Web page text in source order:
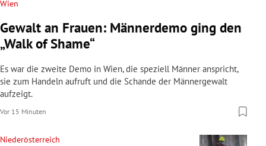
Wien
Gewalt an Frauen: Männerdemo ging den
„Walk of Shame“
Es war die zweite Demo in Wien, die speziell Männer anspricht,
sie zum Handeln aufruft und die Schande der Männergewalt
aufzeigt.
Vor 15 Minuten
Niederösterreich